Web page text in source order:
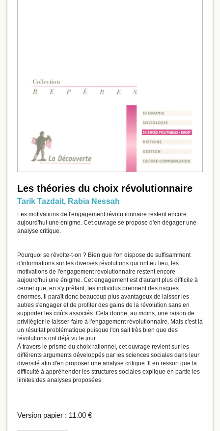
Les théories du choix révolutionnaire
Tarik Tazdait, Rabia Nessah
Les motivations de l'engagement révolutionnaire restent encore
aujourd'hui une énigme. Cet ouvrage se propose d'en dégager une
analyse critique.
Pourquoi se révolte-t-on ? Bien que l'on dispose de suffisamment
d'informations sur les diverses révolutions qui ont eu lieu, les
motivations de l'engagement révolutionnaire restent encore
aujourd'hui une énigme. Cet engagement est d'autant plus difficile à
cerner que, en s'y prêtant, les individus prennent des risques
énormes. Il paraît donc beaucoup plus avantageux de laisser les
autres s'engager et de profiter des gains de la révolution sans en
supporter les coûts associés. Cela donne, au moins, une raison de
privilégier le laisser-faire à l'engagement révolutionnaire. Mais c'est là
un résultat problématique puisque l'on sait très bien que des
révolutions ont déjà vu le jour.
À travers le prisme du choix rationnel, cet ouvrage revient sur les
différents arguments développés par les sciences sociales dans leur
diversité afin d'en proposer une analyse critique. Il en ressort que la
difficulté à appréhender les structures sociales explique en partie les
limites des analyses proposées.
Version papier : 11.00 €